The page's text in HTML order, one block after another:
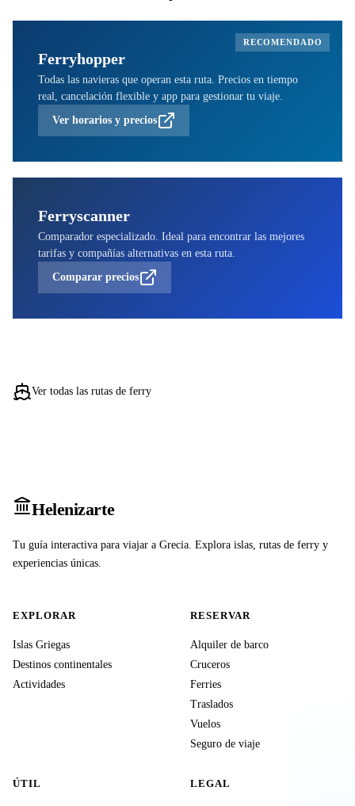
RECOMENDADO
Ferryhopper
Todas las navieras que operan esta ruta. Precios en tiempo
real, cancelación flexible y app para gestionar tu viaje.
Ver horarios y precios
Ferryscanner
Comparador especializado. Ideal para encontrar las mejores
tarifas y compañías alternativas en esta ruta.
Comparar precios
Ver todas las rutas de ferry
Helenizarte
Tu guía interactiva para viajar a Grecia. Explora islas, rutas de ferry y
experiencias únicas.
EXPLORAR
Islas Griegas
Destinos continentales
Actividades
RESERVAR
Alquiler de barco
Cruceros
Ferries
Traslados
Vuelos
Seguro de viaje
ÚTIL LEGAL